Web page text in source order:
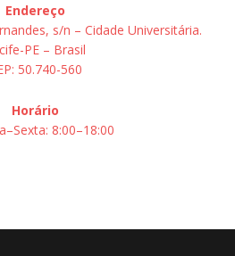
Endereço
s/n – Cidade Universitária.
PE – Brasil
50.740-560
Horário
8:00–18:00